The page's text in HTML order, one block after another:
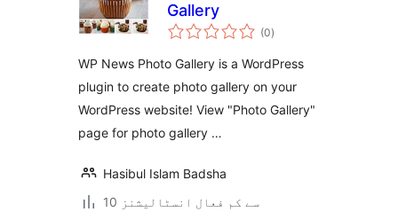
Gallery
(0مجموعی
درجہ
)
WP News Photo Gallery is a WordPress
plugin to create photo gallery on your
WordPress website! View "Photo Gallery"
page for photo gallery …
Hasibul Islam Badsha
10 سے کم فعال انسٹالیشنز